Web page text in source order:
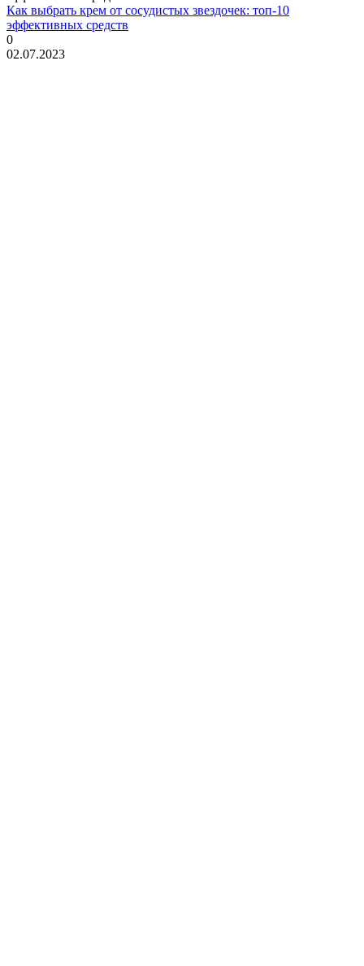
Как выбрать крем от сосудистых звездочек: топ-10
эффективных средств
0
02.07.2023